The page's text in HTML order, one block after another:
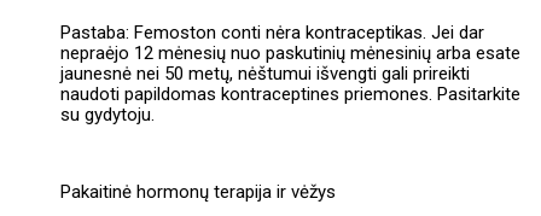
Pastaba: Femoston conti nėra kontraceptikas. Jei dar
nepraėjo 12 mėnesių nuo paskutinių mėnesinių arba esate
jaunesnė nei 50 metų, nėštumui išvengti gali prireikti
naudoti papildomas kontraceptines priemones. Pasitarkite
su gydytoju.
Pakaitinė hormonų terapija ir vėžys